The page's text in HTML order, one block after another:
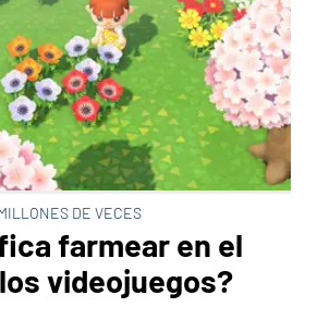
DE VECES
farmear en el
videojuegos?